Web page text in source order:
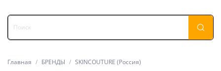
Главная БРЕНДЫ SKINCOUTURE (Россия)